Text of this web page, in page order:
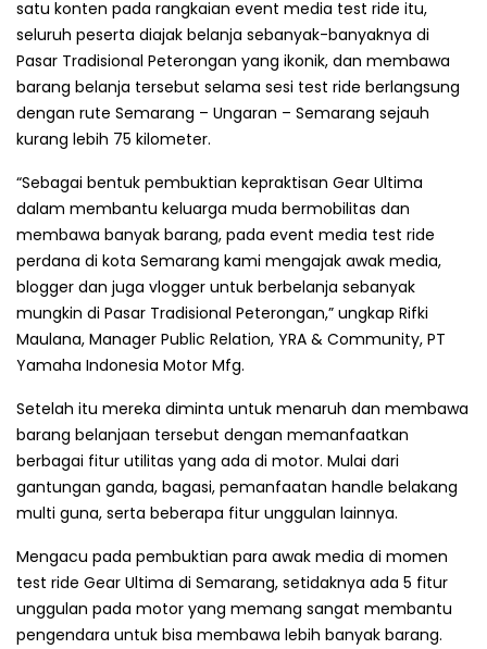
satu konten pada rangkaian event media test ride itu,
seluruh peserta diajak belanja sebanyak-banyaknya di
Pasar Tradisional Peterongan yang ikonik, dan membawa
barang belanja tersebut selama sesi test ride berlangsung
dengan rute Semarang – Ungaran – Semarang sejauh
kurang lebih 75 kilometer.
“Sebagai bentuk pembuktian kepraktisan Gear Ultima
dalam membantu keluarga muda bermobilitas dan
membawa banyak barang, pada event media test ride
perdana di kota Semarang kami mengajak awak media,
blogger dan juga vlogger untuk berbelanja sebanyak
mungkin di Pasar Tradisional Peterongan,” ungkap Rifki
Maulana, Manager Public Relation, YRA & Community, PT
Yamaha Indonesia Motor Mfg.
Setelah itu mereka diminta untuk menaruh dan membawa
barang belanjaan tersebut dengan memanfaatkan
berbagai fitur utilitas yang ada di motor. Mulai dari
gantungan ganda, bagasi, pemanfaatan handle belakang
multi guna, serta beberapa fitur unggulan lainnya.
Mengacu pada pembuktian para awak media di momen
test ride Gear Ultima di Semarang, setidaknya ada 5 fitur
unggulan pada motor yang memang sangat membantu
pengendara untuk bisa membawa lebih banyak barang.